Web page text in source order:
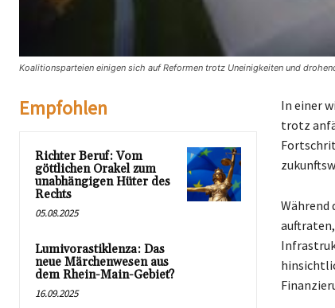
Koalitionsparteien einigen sich auf Reformen trotz Uneinigkeiten und
Empfohlen
Richter Beruf: Vom
göttlichen Orakel zum
unabhängigen Hüter des
Rechts
05.08.2025
Lumivorastiklenza: Das
neue Märchenwesen aus
dem Rhein-Main-Gebiet?
16.09.2025
In einer
trotz
Während